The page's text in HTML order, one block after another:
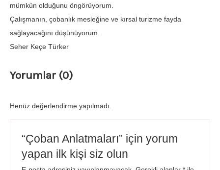
mümkün olduğunu öngörüyorum.
Çalışmanın, çobanlık mesleğine ve kırsal turizme fayda
sağlayacağını düşünüyorum.
Seher Keçe Türker
Yorumlar (0)
Henüz değerlendirme yapılmadı.
“Çoban Anlatmaları” için yorum
yapan ilk kişi siz olun